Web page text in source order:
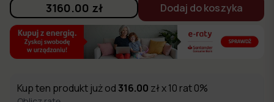
3160.00 zł Dodaj do koszyka
Kup ten produkt już od 316.00 zł x 10 rat 0%